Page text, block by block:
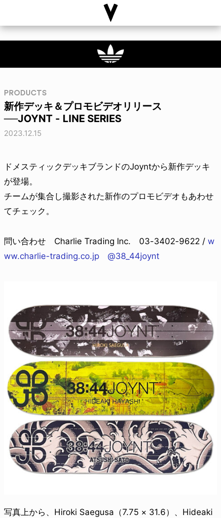
PRODUCTS
新作デッキ＆プロモビデオリリース
──JOYNT - LINE SERIES
2023.12.15
ドメスティックデッキブランドのJoyntから新作デッキ
が登場。
チームが集合し撮影された新作のプロモビデオもあわせ
てチェック。
問い合わせ Charlie Trading Inc. 03-3402-9622 / w
ww.charlie-trading.co.jp
@38_44joynt
写真上から、Hiroki Saegusa（7.75 × 31.6）、Hideaki